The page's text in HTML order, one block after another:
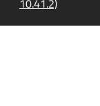
10.41.2)